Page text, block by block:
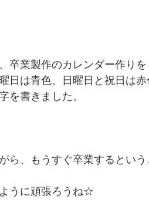
卒業製作のカレンダー作りを
日は青色、日曜日と祝日は
を書きました。
ら、もうすぐ卒業するとい
うに頑張ろうね☆